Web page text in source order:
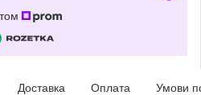
Доставка Оплата Умови